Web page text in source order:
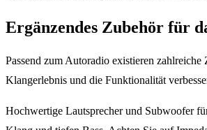
Ergänzendes Zubehör für
Passend zum Autoradio existieren
Klangerlebnis und die Funktionalität
Hochwertige Lautsprecher und Subwoofer